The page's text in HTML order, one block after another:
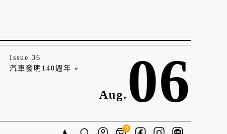
Issue 36
汽車發明140週年 »
Aug. 06
0